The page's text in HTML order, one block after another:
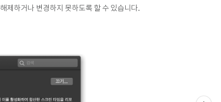
제하거나 변경하지 못하도록 할 수 있습니다.